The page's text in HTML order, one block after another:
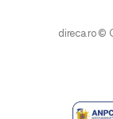
direca.ro ©